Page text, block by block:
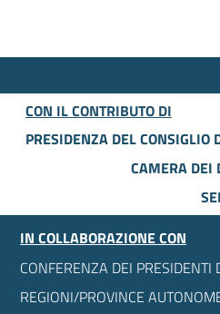
CON IL CONTRIBUTO DI
PRESIDENZA DEL CONSIGLIO
CAMERA DEI
IN COLLABORAZIONE CON
CONFERENZA DEI
REGIONI/PROVINCE